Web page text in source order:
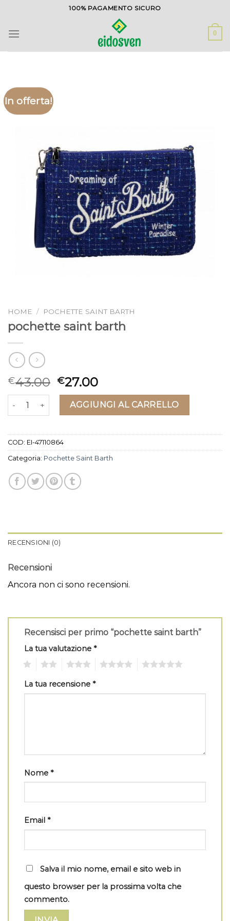
contenuti
100% PAGAMENTO SICURO
0
In offerta!
HOME / POCHETTE SAINT BARTH
pochette saint barth
€43.00 €27.00
pochette saint barth quantitàAGGIUNGI AL CARRELLO
COD: EI-47110864
Categoria: Pochette Saint Barth
RECENSIONI (0)
Recensioni
Ancora non ci sono recensioni.
Recensisci per primo “pochette saint barth”
La tua valutazione *
La tua recensione *
Nome *
Email *
Salva il mio nome, email e sito web in
questo browser per la prossima volta che
commento.